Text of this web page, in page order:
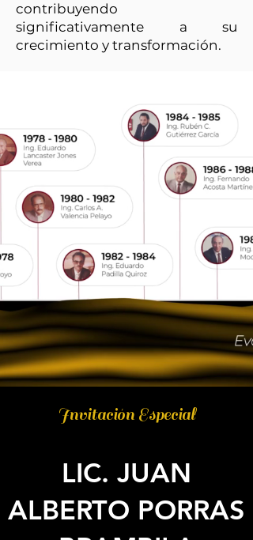
contribuyendo
significativamente a su
crecimiento y transformación.
Invitación Especial
LIC. JUAN
ALBERTO PORRAS